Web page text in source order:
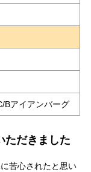
アイアンバーグ
ただきました
苦心されたと思い